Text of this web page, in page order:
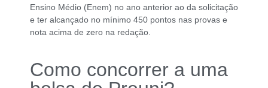
Ensino Médio (Enem) no ano anterior ao da solicitação
e ter alcançado no mínimo 450 pontos nas provas e
nota acima de zero na redação.
Como concorrer a uma